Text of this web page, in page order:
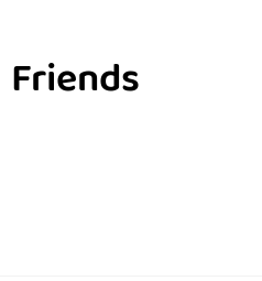
Friends